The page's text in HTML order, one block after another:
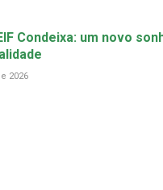
Condeixa: um novo
2026